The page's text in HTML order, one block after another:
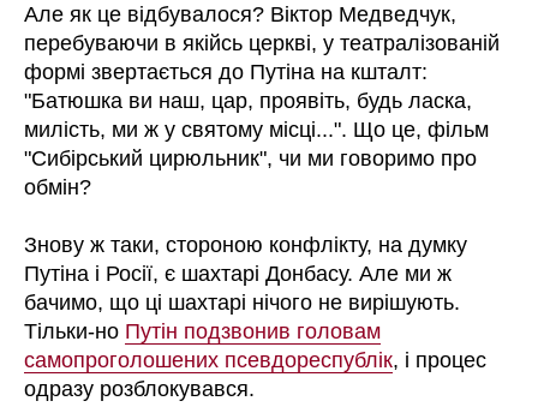
Але як це відбувалося? Віктор Медведчук,
перебуваючи в якійсь церкві, у театралізованій
формі звертається до Путіна на кшталт:
"Батюшка ви наш, цар, проявіть, будь ласка,
милість, ми ж у святому місці...". Що це, фільм
"Сибірський цирюльник", чи ми говоримо про
обмін?
Знову ж таки, стороною конфлікту, на думку
Путіна і Росії, є шахтарі Донбасу. Але ми ж
бачимо, що ці шахтарі нічого не вирішують.
Тільки-но Путін подзвонив головам
самопроголошених псевдореспублік, і процес
одразу розблокувався.